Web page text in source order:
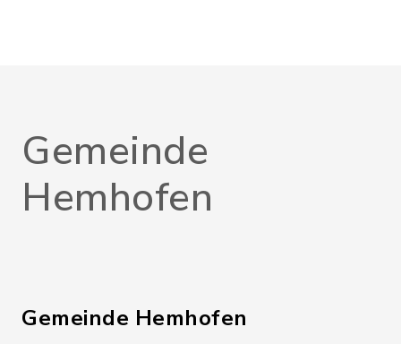
Gemeinde
Hemhofen
Gemeinde Hemhofen